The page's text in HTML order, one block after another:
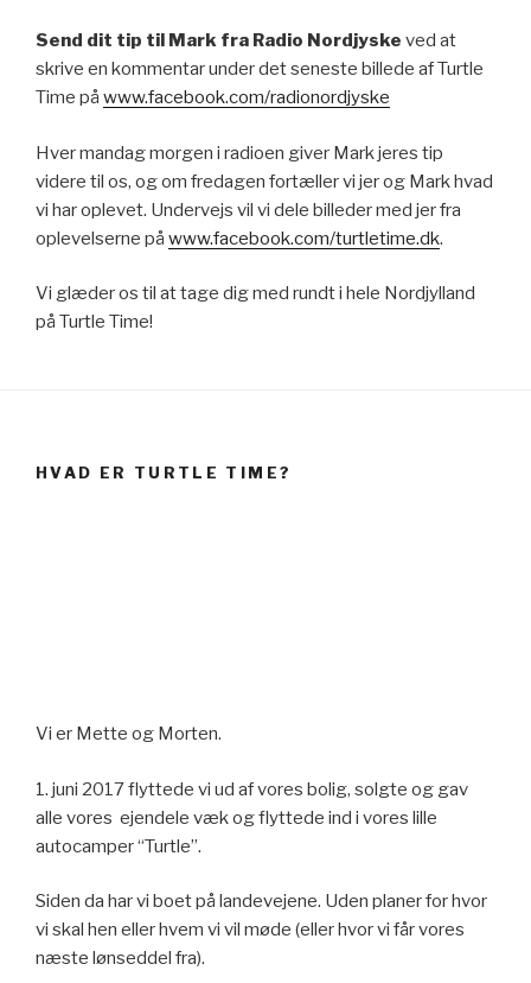
Send dit tip til Mark fra Radio Nordjyske ved at
skrive en kommentar under det seneste billede af Turtle
Time på www.facebook.com/radionordjyske
Hver mandag morgen i radioen giver Mark jeres tip
videre til os, og om fredagen fortæller vi jer og Mark hvad
vi har oplevet. Undervejs vil vi dele billeder med jer fra
oplevelserne på www.facebook.com/turtletime.dk.
Vi glæder os til at tage dig med rundt i hele Nordjylland
på Turtle Time!
HVAD ER TURTLE TIME?
Vi er Mette og Morten.
1. juni 2017 flyttede vi ud af vores bolig, solgte og gav
alle vores ejendele væk og flyttede ind i vores lille
autocamper “Turtle”.
Siden da har vi boet på landevejene. Uden planer for hvor
vi skal hen eller hvem vi vil møde (eller hvor vi får vores
næste lønseddel fra).